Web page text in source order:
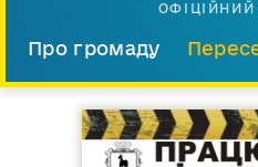
Про громаду
Прес-центр